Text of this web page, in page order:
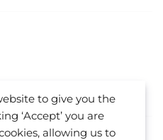
to give you the
‘Accept’ you are
allowing us to